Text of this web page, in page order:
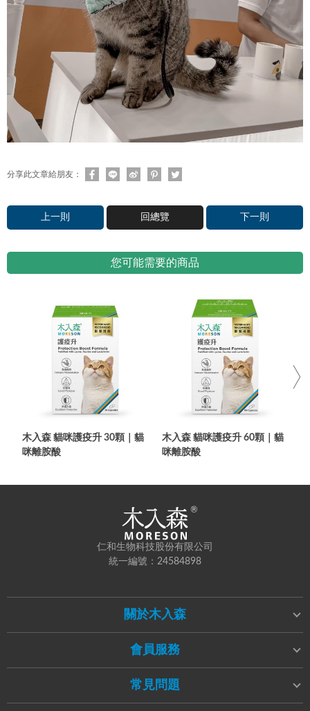
分享此文章給朋友：
上一則 回總覽 下一則
您可能需要的商品
木入森 貓咪護疫升 30顆｜貓
咪離胺酸
木入森 貓咪護疫升 60顆｜貓
咪離胺酸
仁和生物科技股份有限公司
統一編號：24584898
關於木入森
會員服務
常見問題